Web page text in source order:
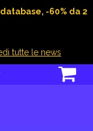
-60% da 2
tutte le news